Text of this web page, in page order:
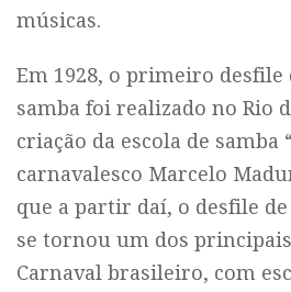
músicas.
Em 1928, o primeiro desfile
samba foi realizado no Rio
criação da escola de samba
carnavalesco Marcelo
que a partir daí, o desfile de
se tornou um dos
Carnaval brasileiro, com